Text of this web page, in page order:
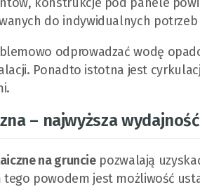
do indywidualnych
odprowadzać wodę
Ponadto istotna jest
– najwyższa wydajność
na grunciepozwalają
powodem jest możliwość